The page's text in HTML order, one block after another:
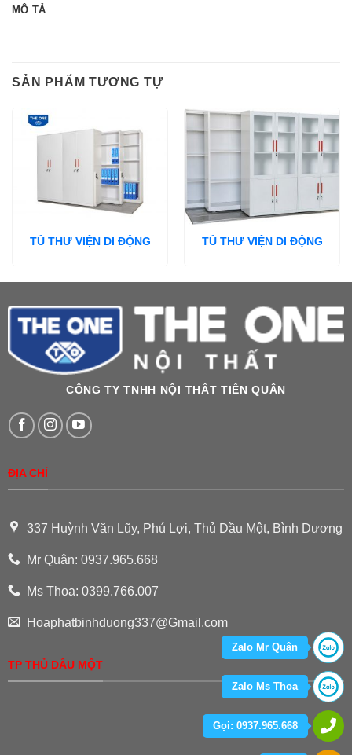
MÔ TẢ
SẢN PHẨM TƯƠNG TỰ
TỦ THƯ VIỆN DI ĐỘNG TỦ THƯ VIỆN DI ĐỘNG
CÔNG TY TNHH NỘI THẤT TIẾN QUÂN
ĐỊA CHỈ
337 Huỳnh Văn Lũy, Phú Lợi, Thủ Dầu Một, Bình Dương
Mr Quân: 0937.965.668
Ms Thoa: 0399.766.007
Hoaphatbinhduong337@Gmail.com
TP THỦ DẦU MỘT
Zalo Mr Quân
Zalo Ms Thoa
Gọi: 0937.965.668